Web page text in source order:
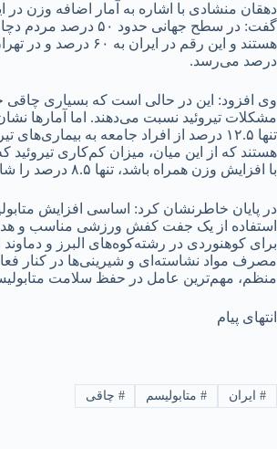
دهقان منشادی با اشاره به آمار اضافه وزن در
گفت: در سطح جهانی حدود ۵۰
درصد می‌رسد.
وی افزود: این در حالی است که بسیاری چاقی
مشکلات تیروئید نسبت می‌دهند. اما آمارها
تنها ۱۲.۵ درصد از افراد جامعه به بیماری‌های
هستند که از این میان، میزان کم‌کاری
با افزایش وزن همراه باشد، تنها ۸.۵ درصد را شامل می‌شود.
در پایان خاطرنشان کرد: اساسی افزایش
استفاده از یک جفت کفش ورزشی مناسب و
برای کوهنوردی در رشته‌کوه‌های البرز و
مصرف مواد نشاسته‌ای و شیرینی‌ها در کنار
منظم، مهم‌ترین عامل در حفظ سلامت
انتهای پیام
#ایران #متابولیسم # چاقی